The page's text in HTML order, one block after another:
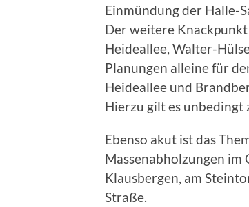
Einmündung der Halle-
Der weitere
Heideallee, Walter-
Planungen alleine für
Heideallee und
Hierzu gilt es unbedingt
Ebenso akut ist das
Massenabholzungen im
Klausbergen, am
Straße.